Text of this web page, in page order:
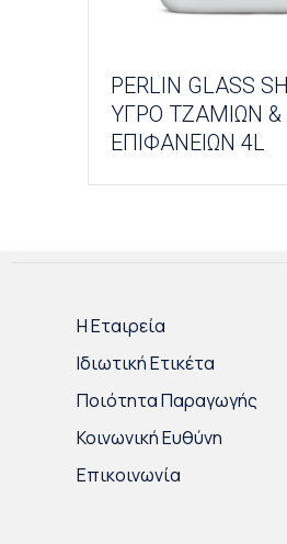
PERLIN GLASS
ΥΓΡΟ ΤΖΑΜΙΩΝ &
ΕΠΙΦΑΝΕΙΩΝ 4L
Η Εταιρεία
Ιδιωτική Ετικέτα
Ποιότητα Παραγωγής
Κοινωνική Ευθύνη
Επικοινωνία